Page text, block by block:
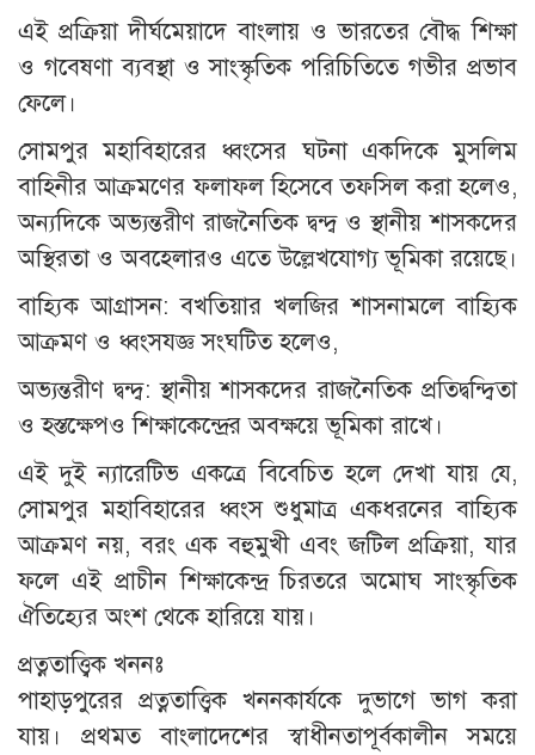
এই প্রক্রিয়া দীর্ঘমেয়াদে বাংলায় ও ভারতের বৌদ্ধ শিক্ষা
ও গবেষণা ব্যবস্থা ও সাংস্কৃতিক পরিচিতিতে গভীর প্রভাব
ফেলে।
সোমপুর মহাবিহারের ধ্বংসের ঘটনা একদিকে মুসলিম
বাহিনীর আক্রমণের ফলাফল হিসেবে তফসিল করা হলেও,
অন্যদিকে অভ্যন্তরীণ রাজনৈতিক দ্বন্দ্ব ও স্থানীয় শাসকদের
অস্থিরতা ও অবহেলারও এতে উল্লেখযোগ্য ভূমিকা রয়েছে।
বাহ্যিক আগ্রাসন: বখতিয়ার খলজির শাসনামলে বাহ্যিক
আক্রমণ ও ধ্বংসযজ্ঞ সংঘটিত হলেও,
অভ্যন্তরীণ দ্বন্দ্ব: স্থানীয় শাসকদের রাজনৈতিক প্রতিদ্বন্দ্বিতা
ও হস্তক্ষেপও শিক্ষাকেন্দ্রের অবক্ষয়ে ভূমিকা রাখে।
এই দুই ন্যারেটিভ একত্রে বিবেচিত হলে দেখা যায় যে,
সোমপুর মহাবিহারের ধ্বংস শুধুমাত্র একধরনের বাহ্যিক
আক্রমণ নয়, বরং এক বহুমুখী এবং জটিল প্রক্রিয়া, যার
ফলে এই প্রাচীন শিক্ষাকেন্দ্র চিরতরে অমোঘ সাংস্কৃতিক
ঐতিহ্যের অংশ থেকে হারিয়ে যায়।
প্রত্নতাত্ত্বিক খননঃ
পাহাড়পুরের প্রত্নতাত্ত্বিক খননকার্যকে দুভাগে ভাগ করা
যায়। প্রথমত বাংলাদেশের স্বাধীনতাপূর্বকালীন সময়ে